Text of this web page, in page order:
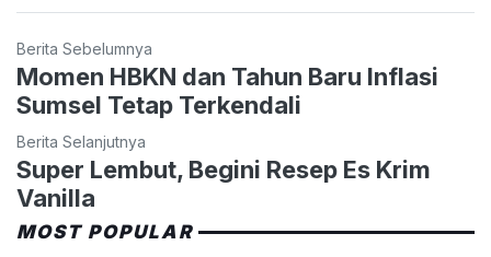
Berita Sebelumnya
Momen HBKN dan Tahun Baru Inflasi
Sumsel Tetap Terkendali
Berita Selanjutnya
Super Lembut, Begini Resep Es Krim
Vanilla
MOST POPULAR